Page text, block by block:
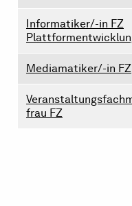
Informatiker/-in FZ
Mediamatiker/-in FZ
frau FZ